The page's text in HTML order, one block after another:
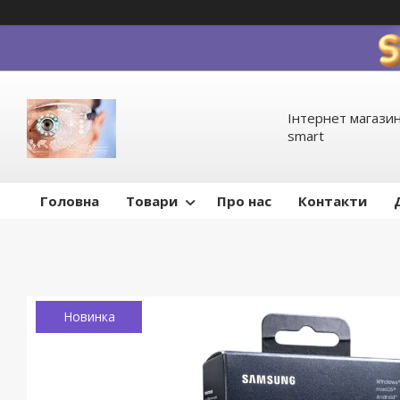
Інтернет
smart
Головна Товари Про нас Контакти
Новинка